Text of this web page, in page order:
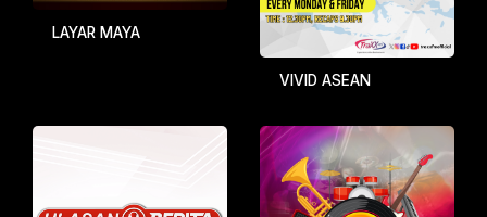
LAYAR MAYA
VIVID ASEAN